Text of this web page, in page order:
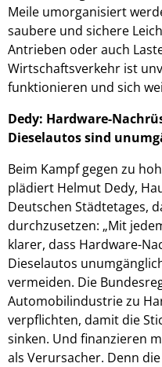
Meile umorganisiert
saubere und sichere
Antrieben oder auch
Wirtschaftsverkehr ist
funktionieren und sich
Dedy: Hardware-
Dieselautos sind
Beim Kampf gegen zu
plädiert Helmut Dedy,
Deutschen Städtetages,
durchzusetzen: „Mit
klarer, dass Hardware-
Dieselautos
vermeiden. Die
Automobilindustrie zu
verpflichten, damit die
sinken. Und finanzieren
als Verursacher. Denn